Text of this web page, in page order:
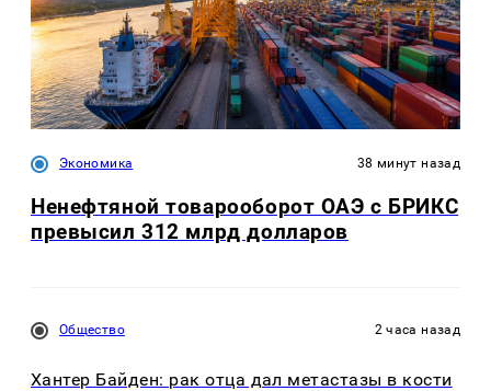
Экономика 38 минут назад
Ненефтяной товарооборот ОАЭ с БРИКС
превысил 312 млрд долларов
Общество 2 часа назад
Хантер Байден: рак отца дал метастазы в кости